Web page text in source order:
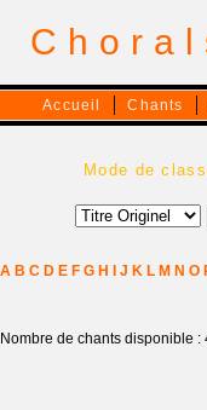
Accueil Chants
Mode de
A B C D E F G H J K L M N O
Nombre de chants disponible :